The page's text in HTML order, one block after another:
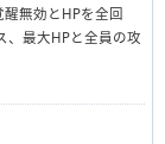
無効とHPを全回
、最大HPと全員の攻